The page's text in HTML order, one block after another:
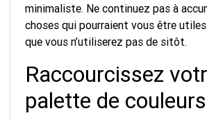
minimaliste. Ne continuez pas à
choses qui pourraient vous être utiles
que vous n’utiliserez pas de sitôt.
Raccourcissez
palette de couleurs